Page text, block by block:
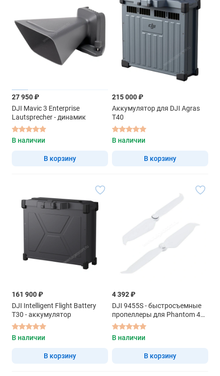
27 950 ₽
DJI Mavic 3 Enterprise
Lautsprecher - динамик
В наличии
В корзину
215 000 ₽
Аккумулятор для DJI Agras
T40
В наличии
В корзину
161 900 ₽
DJI Intelligent Flight Battery
T30 - аккумулятор
В наличии
В корзину
4 392 ₽
DJI 9455S - быстросъемные
пропеллеры для Phantom 4
Pro/Pro Plus V2.0
В наличии
В корзину